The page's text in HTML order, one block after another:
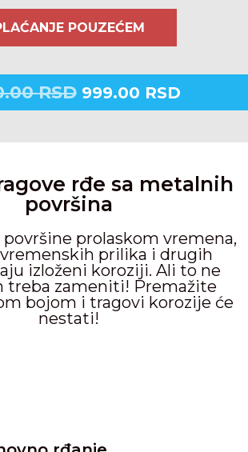
POUZEĆEM
RSD 999.00 RSD
rđe sa metalnih
površina
prolaskom vremena,
prilika i drugih
izloženi koroziji. Ali to ne
treba zameniti! Premažite
bojom i tragovi korozije će
nestati!